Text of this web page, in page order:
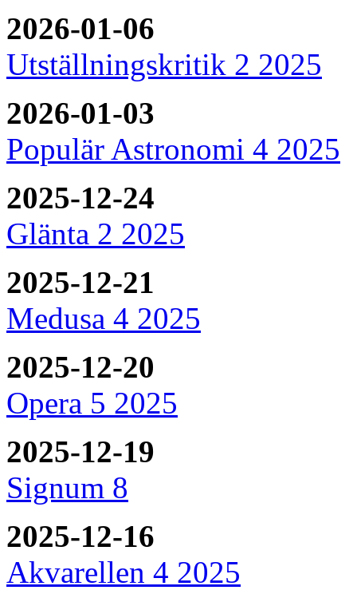
2026-01-06
Utställningskritik 2 2025
2026-01-03
Populär Astronomi 4 2025
2025-12-24
Glänta 2 2025
2025-12-21
Medusa 4 2025
2025-12-20
Opera 5 2025
2025-12-19
Signum 8
2025-12-16
Akvarellen 4 2025